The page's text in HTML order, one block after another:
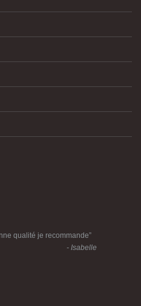
qualité je recommande”
- Isabelle